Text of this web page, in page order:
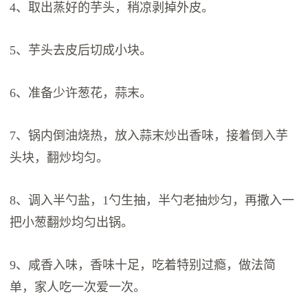
4、取出蒸好的芋头，稍凉剥掉外皮。
5、芋头去皮后切成小块。
6、准备少许葱花，蒜末。
7、锅内倒油烧热，放入蒜末炒出香味，接着倒入芋
头块，翻炒均匀。
8、调入半勺盐，1勺生抽，半勺老抽炒匀，再撒入一
把小葱翻炒均匀出锅。
9、咸香入味，香味十足，吃着特别过瘾，做法简
单，家人吃一次爱一次。